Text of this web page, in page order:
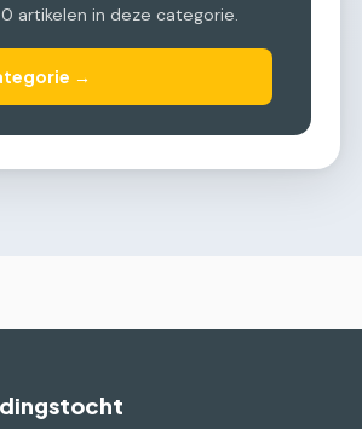
artikelen in deze categorie.
→